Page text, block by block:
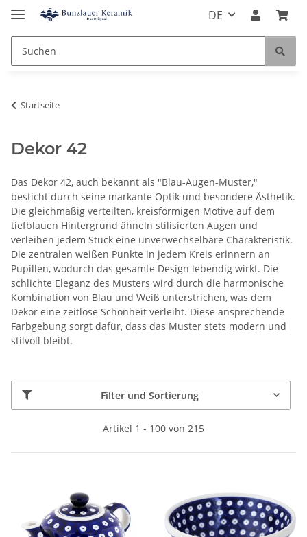
DE
Startseite
Dekor 42
Das Dekor 42, auch bekannt als "Blau-Augen-Muster,"
besticht durch seine markante Optik und besondere Ästhetik.
Die gleichmäßig verteilten, kreisförmigen Motive auf dem
tiefblauen Hintergrund ähneln stilisierten Augen und
verleihen jedem Stück eine unverwechselbare Charakteristik.
Die zentralen weißen Punkte in jedem Kreis erinnern an
Pupillen, wodurch das gesamte Design lebendig wirkt. Die
schlichte Eleganz des Musters wird durch die harmonische
Kombination von Blau und Weiß unterstrichen, was dem
Dekor eine zeitlose Schönheit verleiht. Diese ansprechende
Farbgebung sorgt dafür, dass das Muster stets modern und
stilvoll bleibt.
Filter und Sortierung
Artikel 1 - 100 von 215